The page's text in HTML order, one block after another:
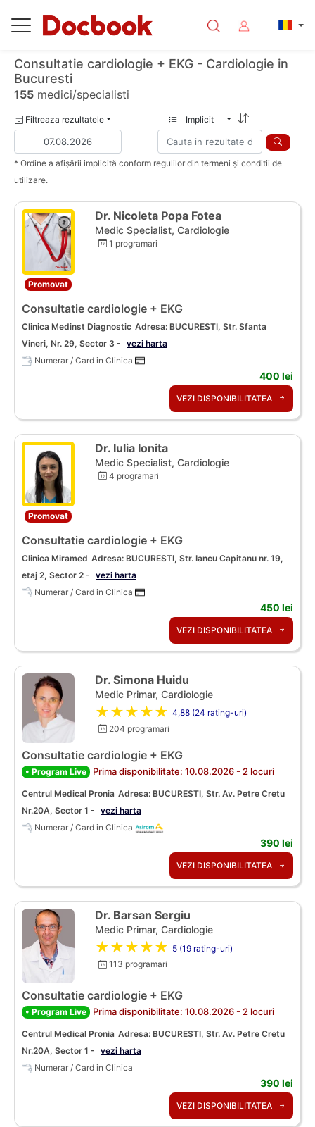
Consultatie cardiologie + EKG - Cardiologie in
Bucuresti
155 medici/specialisti
Filtreaza rezultatele Implicit
* Ordine a afișării implicită conform regulilor din termeni și conditii de
utilizare.
Promovat
Dr. Nicoleta Popa Fotea
Medic Specialist, Cardiologie
1 programari
Consultatie cardiologie + EKG
Clinica Medinst Diagnostic Adresa: BUCURESTI, Str. Sfanta
Vineri, Nr. 29, Sector 3 - vezi harta
Numerar / Card in Clinica
400 lei
VEZI DISPONIBILITATEA
Promovat
Dr. Iulia Ionita
Medic Specialist, Cardiologie
4 programari
Consultatie cardiologie + EKG
Clinica Miramed Adresa: BUCURESTI, Str. Iancu Capitanu nr. 19,
etaj 2, Sector 2 - vezi harta
Numerar / Card in Clinica
450 lei
VEZI DISPONIBILITATEA
Dr. Simona Huidu
Medic Primar, Cardiologie
★★★★★ 4,88 (24 rating-uri)
204 programari
Consultatie cardiologie + EKG
• Program Live Prima disponibilitate: 10.08.2026 - 2 locuri
Centrul Medical Pronia Adresa: BUCURESTI, Str. Av. Petre Cretu
Nr.20A, Sector 1 - vezi harta
Numerar / Card in Clinica
390 lei
VEZI DISPONIBILITATEA
Dr. Barsan Sergiu
Medic Primar, Cardiologie
★★★★★ 5 (19 rating-uri)
113 programari
Consultatie cardiologie + EKG
• Program Live Prima disponibilitate: 10.08.2026 - 2 locuri
Centrul Medical Pronia Adresa: BUCURESTI, Str. Av. Petre Cretu
Nr.20A, Sector 1 - vezi harta
Numerar / Card in Clinica
390 lei
VEZI DISPONIBILITATEA